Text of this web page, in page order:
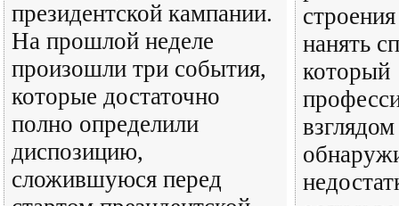
президентской кампании.
На прошлой неделе
произошли три события,
которые достаточно
полно определили
диспозицию,
сложившуюся перед
нанять
который